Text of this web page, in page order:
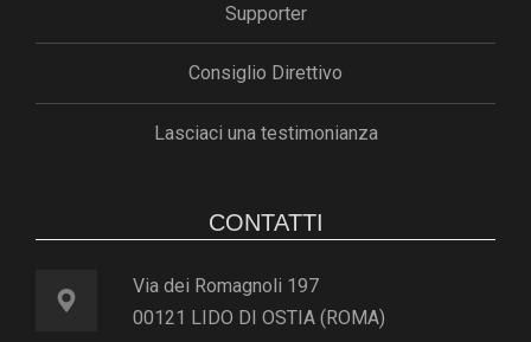
Supporter
Consiglio Direttivo
Lasciaci una testimonianza
CONTATTI
Via dei Romagnoli 197
00121 LIDO DI OSTIA (ROMA)